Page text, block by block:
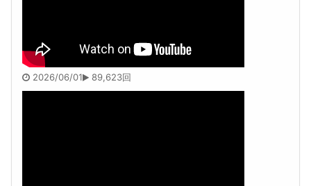
2026/06/01 89,623回